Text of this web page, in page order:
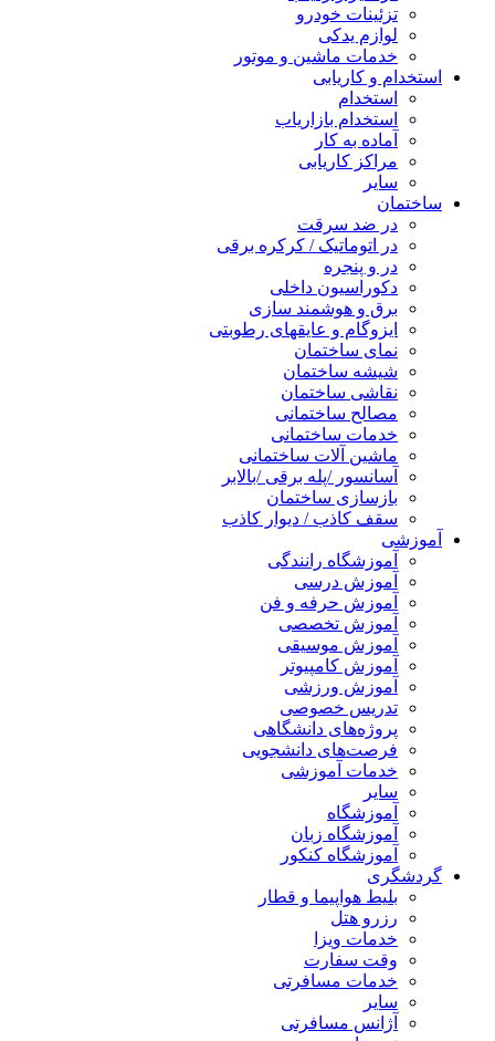
تزئینات خودرو
لوازم یدکی
خدمات ماشین و موتور
استخدام و کاریابی
استخدام
استخدام بازاریاب
آماده به کار
مراکز کاریابی
سایر
ساختمان
در ضد سرقت
در اتوماتیک / کرکره برقی
در و پنجره
دکوراسیون داخلی
برق و هوشمند سازی
ایزوگام و عایقهای رطوبتی
نمای ساختمان
شیشه ساختمان
نقاشی ساختمان
مصالح ساختمانی
خدمات ساختمانی
ماشین آلات ساختمانی
آسانسور /پله برقی /بالابر
بازسازی ساختمان
سقف کاذب / دیوار کاذب
آموزشی
آموزشگاه رانندگی
آموزش درسی
آموزش حرفه و فن
آموزش تخصصی
آموزش موسیقی
آموزش کامپیوتر
آموزش ورزشی
تدریس خصوصی
پروژه‌های دانشگاهی
فرصت‌های دانشجویی
خدمات آموزشی
سایر
آموزشگاه
آموزشگاه زبان
آموزشگاه کنکور
گردشگری
بلیط هواپیما و قطار
رزرو هتل
خدمات ویزا
وقت سفارت
خدمات مسافرتی
سایر
آژانس مسافرتی